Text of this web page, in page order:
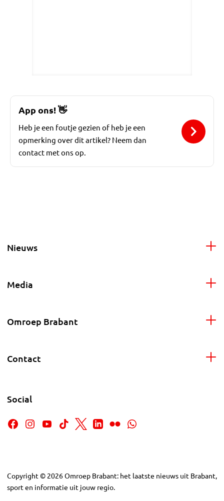
App ons!👋
Heb je een foutje gezien of heb je een
opmerking over dit artikel? Neem dan
contact met ons op.
Nieuws
Media
Omroep Brabant
Contact
Social
Copyright © 2026Omroep Brabant: het laatste nieuws uit Brabant,
sport en informatie uit jouw regio.